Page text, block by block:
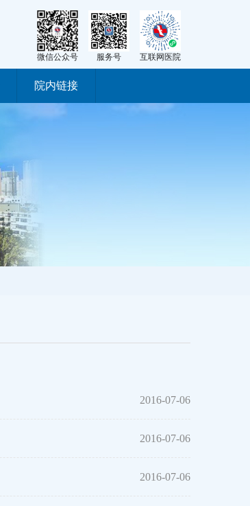
互联网医院
服务号
微信公众号
院内链接
2016-07-06
2016-07-06
2016-07-06